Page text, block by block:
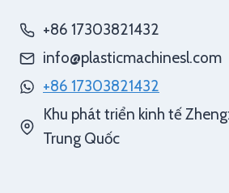
+86 17303821432
info@plasticmachinesl.com
+86 17303821432
Khu phát triển kinh tế
Trung Quốc